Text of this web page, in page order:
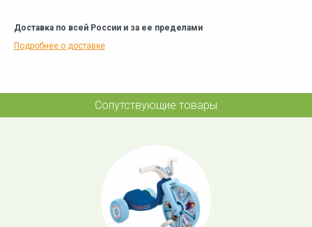
Доставка по всей России и за ее пределами
Подробнее о доставке
Сопутствующие товары